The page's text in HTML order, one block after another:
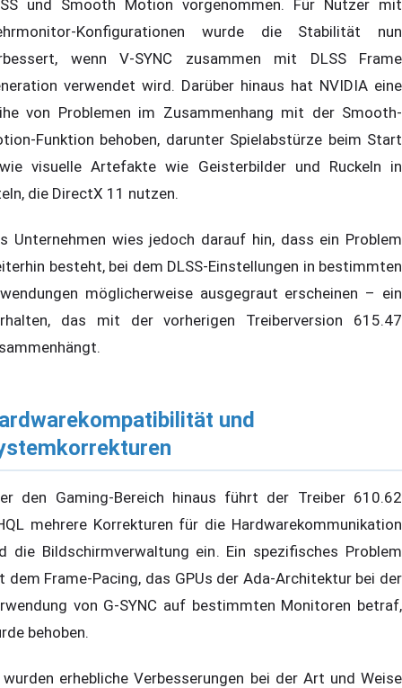
und Smooth Motion vorgenommen. Für Nutzer mit
Konfigurationen wurde die Stabilität nun
wenn V-SYNC zusammen mit DLSS Frame
verwendet wird. Darüber hinaus hat NVIDIA eine
von Problemen im Zusammenhang mit der Smooth-
Funktion behoben, darunter Spielabstürze beim Start
visuelle Artefakte wie Geisterbilder und Ruckeln in
die DirectX 11 nutzen.
Unternehmen wies jedoch darauf hin, dass ein Problem
besteht, bei dem DLSS-Einstellungen in bestimmten
möglicherweise ausgegraut erscheinen – ein
das mit der vorherigen Treiberversion 615.47
und
den Gaming-Bereich hinaus führt der Treiber 610.62
mehrere Korrekturen für die Hardwarekommunikation
die Bildschirmverwaltung ein. Ein spezifisches Problem
dem Frame-Pacing, das GPUs der Ada-Architektur bei der
von G-SYNC auf bestimmten Monitoren betraf,
behoben.
wurden erhebliche Verbesserungen bei der Art und Weise